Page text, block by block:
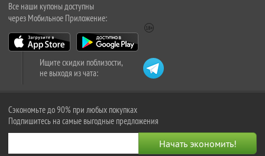
Все наши купоны доступны
через Мобильное Приложение:
Ищите скидки поблизости,
не выходя из чата:
Сэкономьте до 90% при любых покупках
Подпишитесь на самые выгодные предложения